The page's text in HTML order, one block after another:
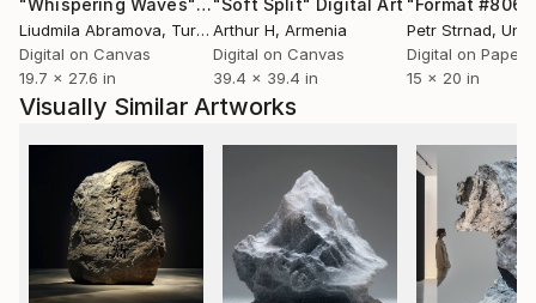
​
Installazioni, interventi ambientali, performance,
sculture, fotografie e qualsiasi altro tipo di
espressione può cambiare il modo di vedere le cose;
Si può mescolare il modo tradizionale, "normale" di
vedere il mondo, con una rappresentazione più
astratta, asettica e precisa.
"Whispering Waves"Digital Art
Liudmila Abramova, Turkey
Digital on Canvas
19.7 x 27.6 in
"Soft Split" Digital Art
Arthur H, Armenia
Digital on Canvas
39.4 x 39.4 in
"Format #806"
Petr Strnad,
Digital on Paper
15 x 20 in
Visually Similar Artworks